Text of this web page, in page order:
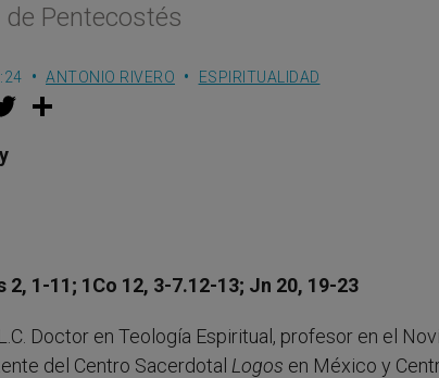
Pentecostés
ANTONIO RIVERO ESPIRITUALIDAD
w
2, 1-11; 1Co 12, 3-7.12-13; Jn 20, 19-23
Doctor en Teología Espiritual, profesor en el
del Centro Sacerdotal Logos en México y